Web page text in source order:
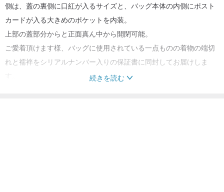
側は、蓋の裏側に口紅が入るサイズと、バッグ本体の内側にポスト
カードが入る大きめのポケットを内装。
上部の蓋部分からと正面真ん中から開閉可能。
ご愛着頂けます様、バッグに使用されている一点ものの着物の端切
れと襦袢をシリアルナンバー入りの保証書に同封してお届けしま
す。
続きを読む